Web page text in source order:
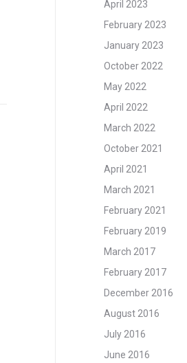
April 2023
February 2023
January 2023
October 2022
May 2022
April 2022
March 2022
October 2021
April 2021
March 2021
February 2021
February 2019
March 2017
February 2017
December 2016
August 2016
July 2016
June 2016